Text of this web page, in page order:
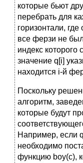
которые бьют
перебрать для
горизонтали,
все ферзи не
индекс которого
значение q[i]
находится i-й
Поскольку
алгоритм,
которые будут
Например, если
необходимо
функцию boy(c),